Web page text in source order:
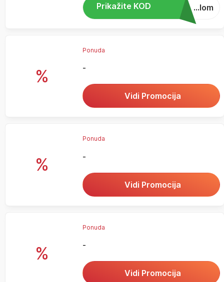
Prikažite KOD ...lom
%
Ponuda
-
Vidi Promocija
%
Ponuda
-
Vidi Promocija
%
Ponuda
-
Vidi Promocija